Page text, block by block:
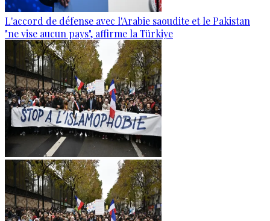
L'accord de défense avec l'Arabie saoudite et le Pakistan
"ne vise aucun pays", affirme la Türkiye